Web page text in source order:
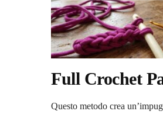
Full Crochet
Questo metodo crea